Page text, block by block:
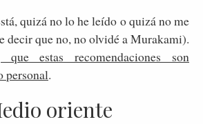
quizá no lo he leído o quizá no me
decir que no, no olvidé a Murakami).
que estas recomendaciones son
personal.
oriente